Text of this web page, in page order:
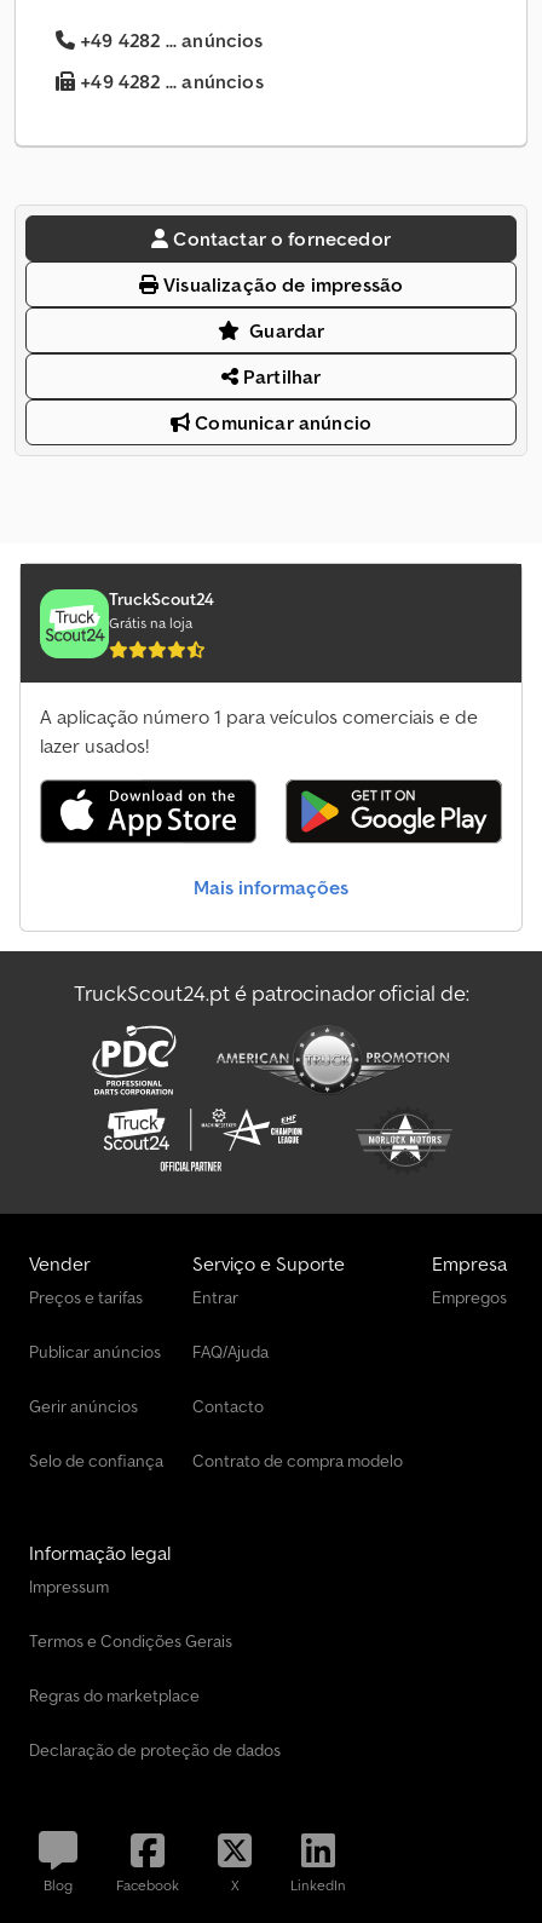
+49 4282 ... anúncios
+49 4282 ... anúncios
Contactar o fornecedor
Visualização de impressão
Guardar
Partilhar
Comunicar anúncio
TruckScout24
Grátis na loja
A aplicação número 1 para veículos comerciais e de
lazer usados!
Mais informações
TruckScout24.pt é patrocinador oficial de:
Vender
Preços e tarifas
Publicar anúncios
Gerir anúncios
Selo de confiança
Serviço e Suporte
Entrar
FAQ/Ajuda
Contacto
Contrato de compra modelo
Empresa
Empregos
Informação legal
Impressum
Termos e Condições Gerais
Regras do marketplace
Declaração de proteção de dados
Blog Facebook X LinkedIn